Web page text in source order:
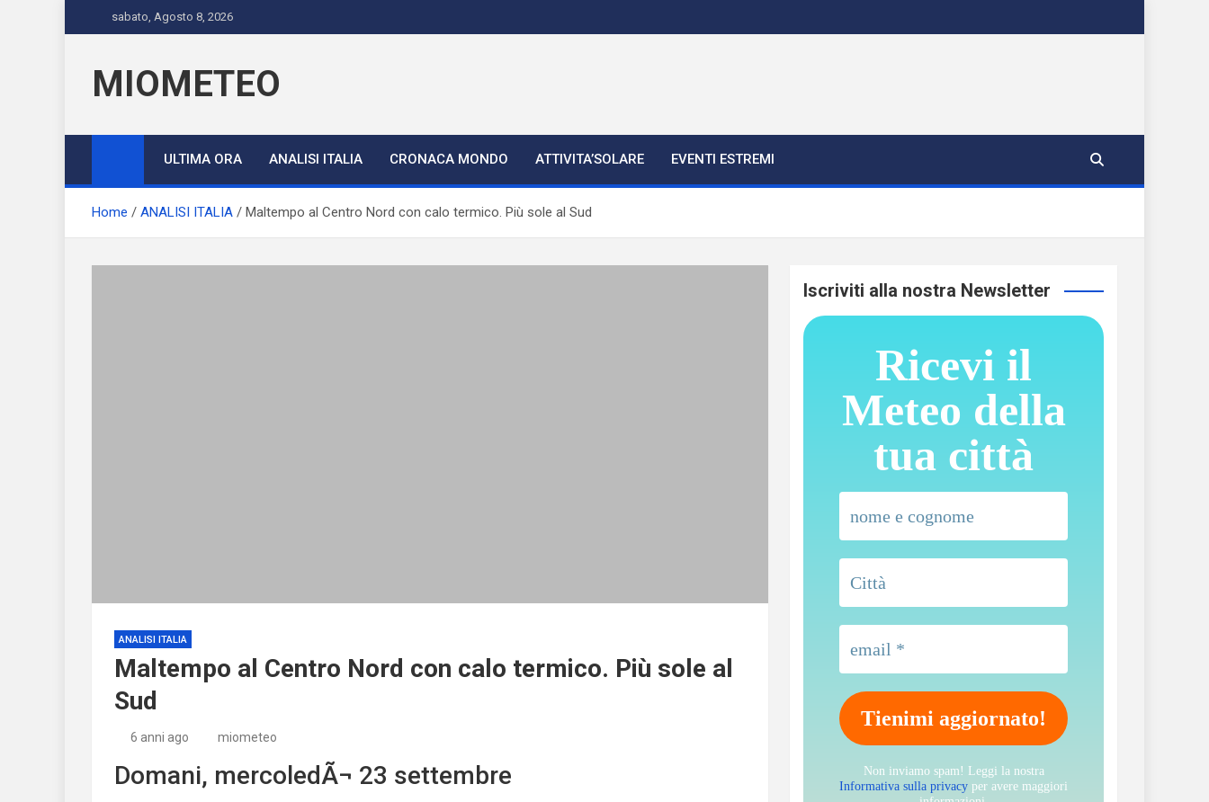
to
sabato, Agosto 8, 2026
MIOMETEO
ULTIMA ORA ANALISI ITALIA CRONACA MONDO ATTIVITA’SOLARE EVENTI ESTREMI
Home ANALISI ITALIA Maltempo al Centro Nord con calo termico. Più sole al Sud
ANALISI ITALIA
Maltempo al Centro Nord con calo termico. Più sole al
Sud
6 anni ago miometeo
Domani, mercoledÃ¬ 23 settembre
Iscriviti alla nostra Newsletter
Ricevi il
Meteo della
tua città
Non inviamo spam! Leggi la nostra
Informativa sulla privacy per avere maggiori